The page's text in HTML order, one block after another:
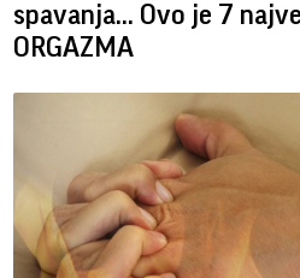
spavanja... Ovo je 7
ORGAZMA